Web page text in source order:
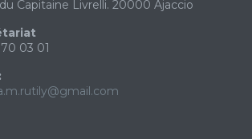
Capitaine Livrelli. 20000 Ajaccio
03 01